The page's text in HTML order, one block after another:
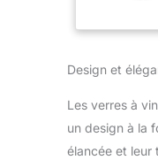
Design et
Les verres à
un design à la
élancée et leur